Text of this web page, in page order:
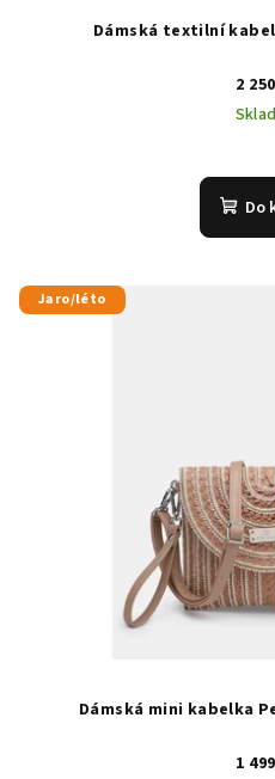
Dámská textilní
2
Do
Jaro/léto
Dámská mini kabelka
1